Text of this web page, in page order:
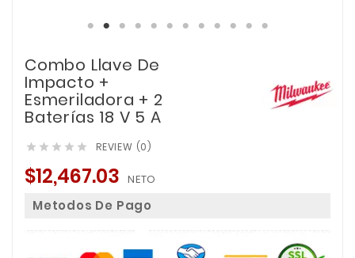
Combo Llave De
Impacto +
Esmeriladora + 2
Baterías 18 V 5 A
     REVIEW (0)
$12,467.03 NETO
Metodos De Pago